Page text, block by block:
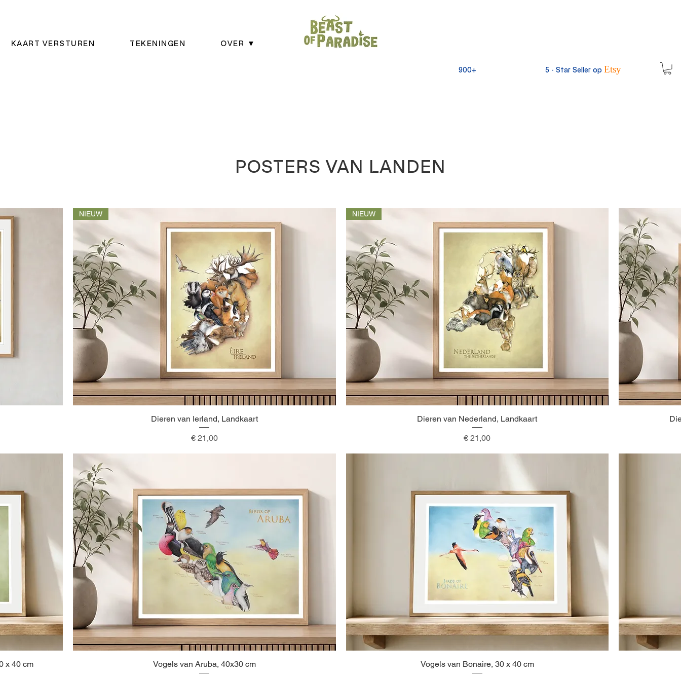
KAART VERSTUREN TEKENINGEN OVER ▼
900+ 5 - Star Seller op Etsy
POSTERS VAN LANDEN
Snel overzicht
NIEUW
Dieren van Ierland, Landkaart
Prijs
€ 21,00
Snel overzicht
NIEUW
Dieren van Nederland, Landkaart
Prijs
€ 21,00
x 40 cm Snel overzicht
Vogels van Aruba, 40x30 cm
Snel overzicht
Vogels van Bonaire, 30 x 40 cm